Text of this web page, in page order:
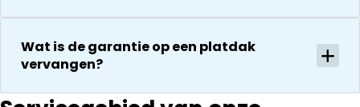
zonder extra
ook dan
communeren
ze goed en
Wat is de garantie op een platdak
vervangen?